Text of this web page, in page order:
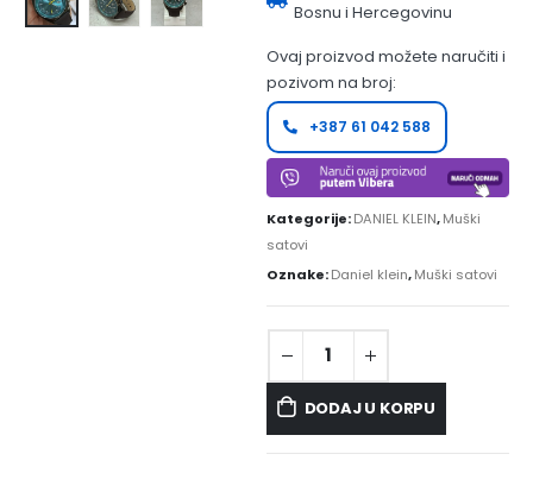
Bosnu i Hercegovinu
Ovaj proizvod možete naručiti i
pozivom na broj:
+387 61 042 588
Kategorije:DANIEL KLEIN,Muški
satovi
Oznake:Daniel klein,Muški satovi
DODAJ U KORPU